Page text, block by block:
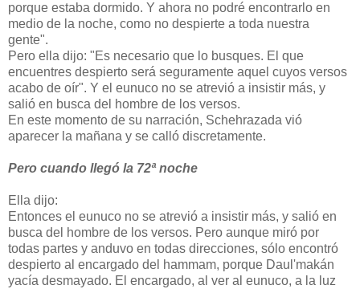
porque estaba dormido. Y ahora no podré encontrarlo en
medio de la noche, como no despierte a toda nuestra
gente".
Pero ella dijo: "Es necesario que lo busques. El que
encuentres despierto será seguramente aquel cuyos versos
acabo de oír". Y el eunuco no se atrevió a insistir más, y
salió en busca del hombre de los versos.
En este momento de su narración, Schehrazada vió
aparecer la mañana y se calló discretamente.
Pero cuando llegó la 72ª noche
Ella dijo:
Entonces el eunuco no se atrevió a insistir más, y salió en
busca del hombre de los versos. Pero aunque miró por
todas partes y anduvo en todas direcciones, sólo encontró
despierto al encargado del hammam, porque Daul'makán
yacía desmayado. El encargado, al ver al eunuco, a la luz